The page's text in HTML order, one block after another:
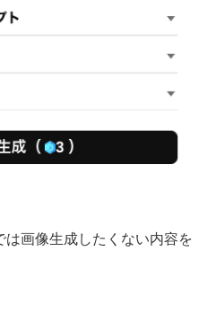
は画像生成したくない内容を